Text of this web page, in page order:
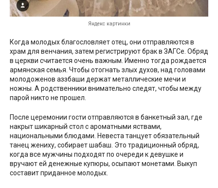
Яндекс картинки
Когда молодых благословляет отец, они отправляются в
храм для венчания, затем регистрируют брак в ЗАГСе. Обряд
в церкви считается очень важным. Именно тогда рождается
армянская семья. Чтобы отогнать злых духов, над головами
молодоженов аззбаши держат металлические мечи и
ножны. А родственники внимательно следят, чтобы между
парой никто не прошел.
После церемонии гости отправляются в банкетный зал, где
накрыт шикарный стол с ароматными яствами,
национальными блюдами. Невеста танцует обязательный
танец жениху, собирает шабаш. Это традиционный обряд,
когда все мужчины подходят по очереди к девушке и
вручают ей денежные купюры, осыпают монетами. Выкуп
составит приданное молодых.